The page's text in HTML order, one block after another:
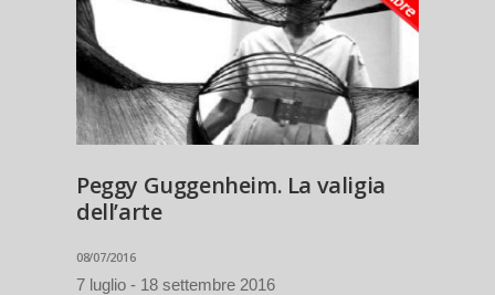
Peggy Guggenheim. La valigia
dell’arte
08/07/2016
7 luglio - 18 settembre 2016